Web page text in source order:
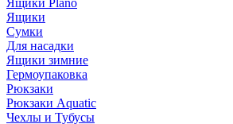
Ящики Plano
Ящики
Сумки
Для насадки
Ящики зимние
Гермоупаковка
Рюкзаки
Рюкзаки Aquatic
Чехлы и Тубусы